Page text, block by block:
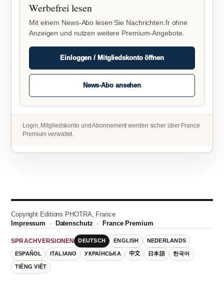
Werbefrei lesen
Mit einem News-Abo lesen Sie Nachrichten.fr ohne
Anzeigen und nutzen weitere Premium-Angebote.
Einloggen / Mitgliedskonto öffnen
News-Abo ansehen
Login, Mitgliedskonto und Abonnement werden sicher über France
Premium verwaltet.
Copyright Editions PHOTRA, France
Impressum · Datenschutz ·France Premium
SPRACHVERSIONEN DEUTSCH ENGLISH NEDERLANDS
ESPAÑOL ITALIANO УКРАЇНСЬКА 中文 日本語 한국어
TIẾNG VIỆT